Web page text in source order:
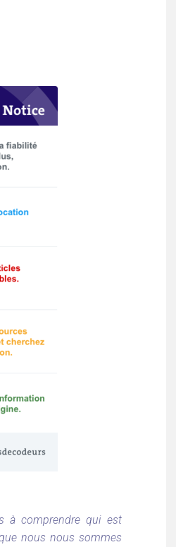
à comprendre qui est
nous nous sommes